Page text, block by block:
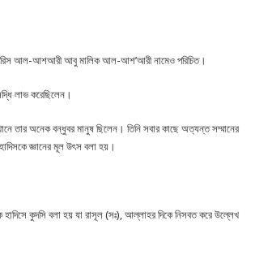
আল-আশআরী আবু মালিক আল-আশ’আরী নামেও পরিচিত।
লাভ করেছিলেন।
তার অনেক বন্ধুবর মানুষ ছিলেন। তিনি সবার কাছে অত্যন্ত সম্মানের
জ্ঞানের মূল উৎস বলা হয়।
কুদসি বলা হয় যা রাসূল (সঃ), আল্লাহর দিকে নিসবত করে উল্লেখ